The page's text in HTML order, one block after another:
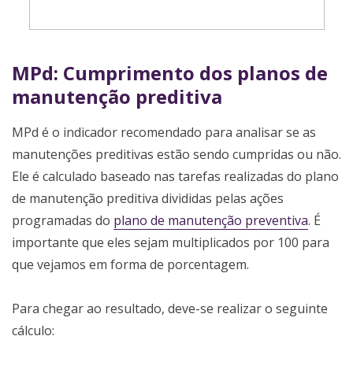
MPd: Cumprimento dos planos de
manutenção preditiva
MPd é o indicador recomendado para analisar se as
manutenções preditivas estão sendo cumpridas ou não.
Ele é calculado baseado nas tarefas realizadas do plano
de manutenção preditiva divididas pelas ações
programadas do plano de manutenção preventiva. É
importante que eles sejam multiplicados por 100 para
que vejamos em forma de porcentagem.
Para chegar ao resultado, deve-se realizar o seguinte
cálculo: